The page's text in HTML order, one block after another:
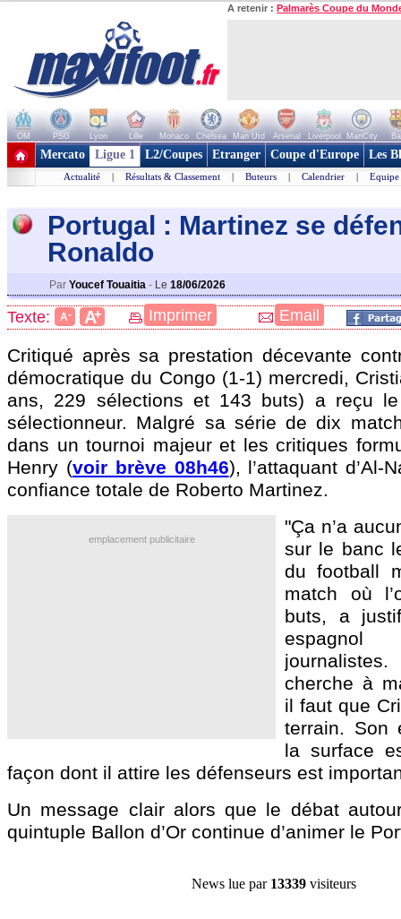
A retenir : Palmarès Coupe du
OM PSG Lyon Lille Monaco Chelsea Man Utd Arsenal Liverpool ManCity
+ de clubs
Mercato Ligue 1 L2/Coupes Etranger Coupe d'Europe Les
Actualité | Résultats & Classement | Buteurs | Calendrier | Equipe
Portugal : Martinez se
Ronaldo
Par Youcef Touaitia - Le 18/06/2026
Texte: A- A+ Imprimer Email
Critiqué après sa prestation décevante
démocratique du Congo (1-1) mercredi,
ans, 229 sélections et 143 buts) a reçu
sélectionneur. Malgré sa série de dix
dans un tournoi majeur et les critiques
Henry (voir brève 08h46), l’attaquant d’Al-
confiance totale de Roberto Martinez.
emplacement publicitaire
"Ça n’a
sur le banc
du football
match où
buts, a
cherche à
il faut que
terrain. Son
la surface
façon dont il attire les défenseurs est
Un message clair alors que le débat
quintuple Ballon d’Or continue d’animer le
News lue par 13339 visiteurs